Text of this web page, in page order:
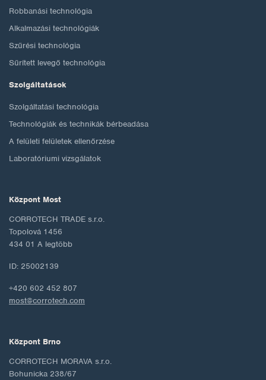
Robbanási technológia
Alkalmazási technológiák
Szűrési technológia
Sűrített levegő technológia
Szolgáltatások
Szolgáltatási technológia
Technológiák és technikák bérbeadása
A felületi felületek ellenőrzése
Laboratóriumi vizsgálatok
Központ Most
CORROTECH TRADE s.r.o.
Topolová 1456
434 01 A legtöbb
ID: 25002139
+420 602 452 807
most@corrotech.com
Központ Brno
CORROTECH MORAVA s.r.o.
Bohunicka 238/67